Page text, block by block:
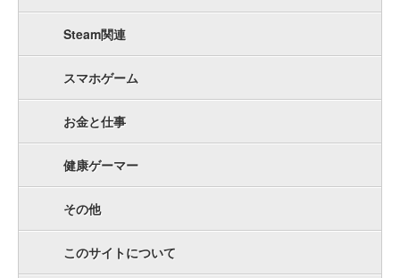
Steam関連
スマホゲーム
お金と仕事
健康ゲーマー
その他
このサイトについて